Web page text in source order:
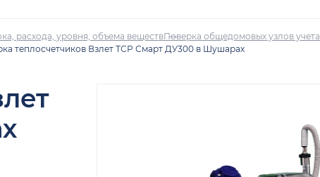
расхода, уровня, объема веществПоверка общедомовых узлов учета
теплосчетчиков Взлет ТСР Смарт ДУ300 в Шушарах